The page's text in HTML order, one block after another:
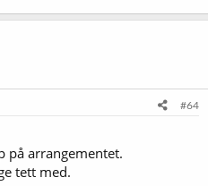
#64
på arrangementet.
tett med.